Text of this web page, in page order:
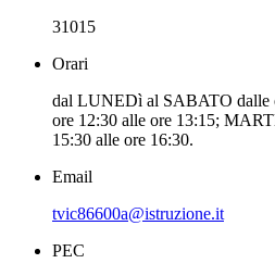
31015
Orari
dal LUNEDì al SABATO dalle
ore 12:30 alle ore 13:15;
15:30 alle ore 16:30.
Email
tvic86600a@istruzione.it
PEC